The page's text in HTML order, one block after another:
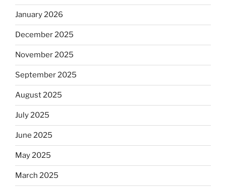
January 2026
December 2025
November 2025
September 2025
August 2025
July 2025
June 2025
May 2025
March 2025